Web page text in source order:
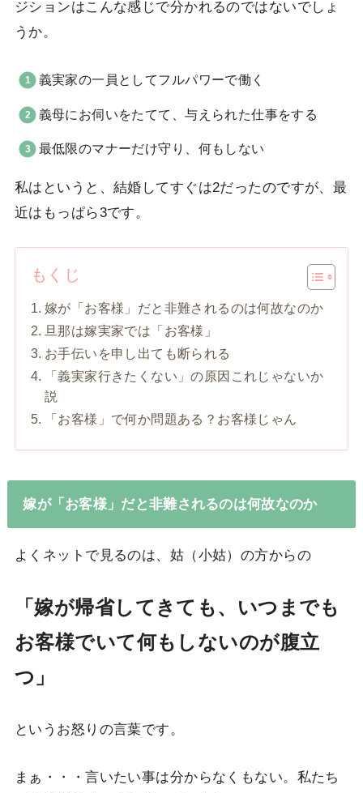
ジションはこんな感じで分かれるのではないでしょ
うか。
義実家の一員としてフルパワーで働く
義母にお伺いをたてて、与えられた仕事をする
最低限のマナーだけ守り、何もしない
私はというと、結婚してすぐは2だったのですが、最
近はもっぱら3です。
もくじ
嫁が「お客様」だと非難されるのは何故なのか
旦那は嫁実家では「お客様」
お手伝いを申し出ても断られる
「義実家行きたくない」の原因これじゃないか
説
「お客様」で何か問題ある？お客様じゃん
嫁が「お客様」だと非難されるのは何故なのか
よくネットで見るのは、姑（小姑）の方からの
「嫁が帰省してきても、いつまでも
お客様でいて何もしないのが腹立
つ」
というお怒りの言葉です。
まぁ・・・言いたい事は分からなくもない。私たち